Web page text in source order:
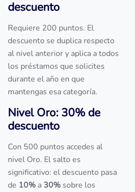
descuento
Requiere 200 puntos. El
descuento se duplica respecto
al nivel anterior y aplica a todos
los préstamos que solicites
durante el año en que
mantengas esa categoría.
Nivel Oro: 30% de
descuento
Con 500 puntos accedes al
nivel Oro. El salto es
significativo: el descuento pasa
de 10% a 30% sobre los